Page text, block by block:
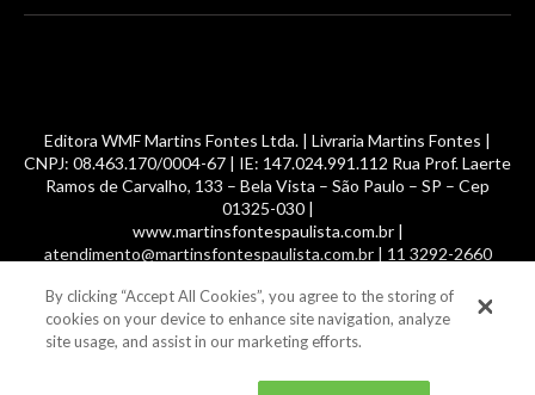
Editora WMF Martins Fontes Ltda. | Livraria Martins Fontes |
CNPJ: 08.463.170/0004-67 | IE: 147.024.991.112 Rua Prof. Laerte
Ramos de Carvalho, 133 – Bela Vista – São Paulo – SP – Cep
01325-030 |
www.martinsfontespaulista.com.br |
atendimento@martinsfontespaulista.com.br | 11 3292-2660
© 2014 -2026, MartinsFontes livros nacionais e importados,
com mais de 700 mil títulos. Todos os direitos reservados.
By clicking “Accept All Cookies”, you agree to the storing of
cookies on your device to enhance site navigation, analyze
site usage, and assist in our marketing efforts.